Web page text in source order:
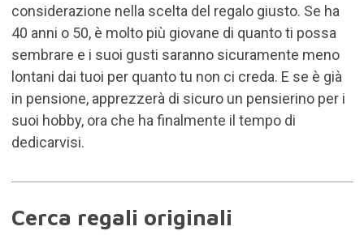
considerazione nella scelta del regalo giusto. Se ha
40 anni o 50, è molto più giovane di quanto ti possa
sembrare e i suoi gusti saranno sicuramente meno
lontani dai tuoi per quanto tu non ci creda. E se è già
in pensione, apprezzerà di sicuro un pensierino per i
suoi hobby, ora che ha finalmente il tempo di
dedicarvisi.
Cerca regali originali